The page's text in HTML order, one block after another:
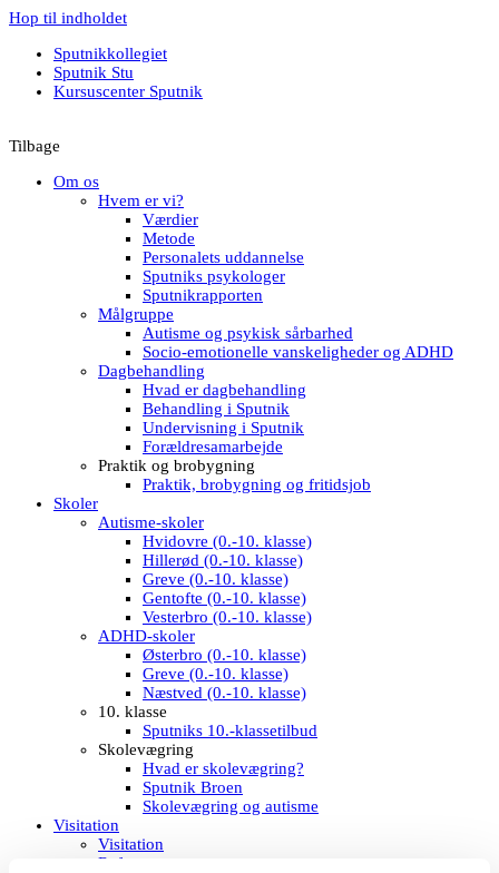
Hop til indholdet
Sputnikkollegiet
Sputnik Stu
Kursuscenter Sputnik
Tilbage
Om os
Hvem er vi?
Værdier
Metode
Personalets uddannelse
Sputniks psykologer
Sputnikrapporten
Målgruppe
Autisme og psykisk sårbarhed
Socio-emotionelle vanskeligheder og ADHD
Dagbehandling
Hvad er dagbehandling
Behandling i Sputnik
Undervisning i Sputnik
Forældresamarbejde
Praktik og brobygning
Praktik, brobygning og fritidsjob
Skoler
Autisme-skoler
Hvidovre (0.-10. klasse)
Hillerød (0.-10. klasse)
Greve (0.-10. klasse)
Gentofte (0.-10. klasse)
Vesterbro (0.-10. klasse)
ADHD-skoler
Østerbro (0.-10. klasse)
Greve (0.-10. klasse)
Næstved (0.-10. klasse)
10. klasse
Sputniks 10.-klassetilbud
Skolevægring
Hvad er skolevægring?
Sputnik Broen
Skolevægring og autisme
Visitation
Visitation
Referencer